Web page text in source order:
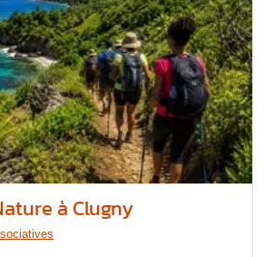
à Clugny